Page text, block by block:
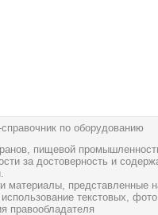
по оборудованию
пищевой
за достоверность и
материалы, представленные
текстовых,
правообладателя